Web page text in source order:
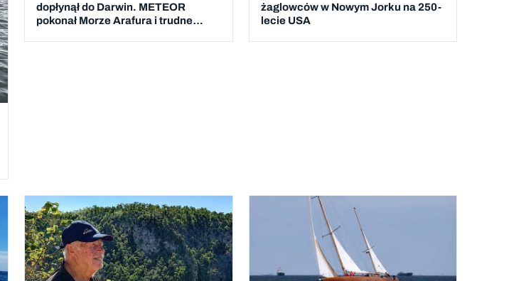
dopłynął do Darwin. METEOR
pokonał Morze Arafura i trudne
żaglowców w Nowym Jorku na 250-
lecie USA